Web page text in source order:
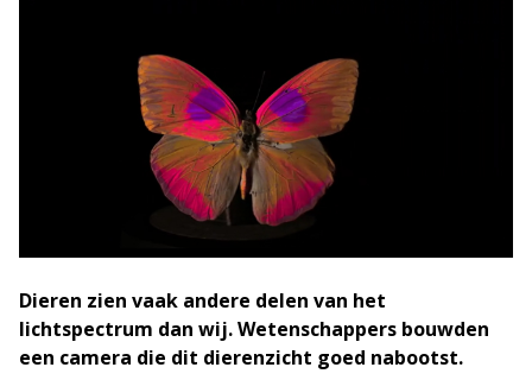
Dieren zien vaak andere delen van het
lichtspectrum dan wij. Wetenschappers bouwden
een camera die dit dierenzicht goed nabootst.